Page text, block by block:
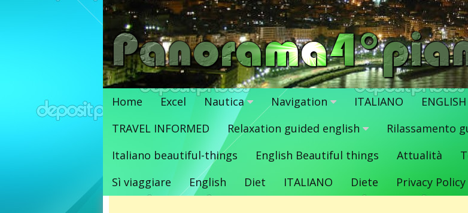
Vai
contenuto
Home Excel Nautica Navigation ITALIANO ENGLISH
TRAVEL INFORMED
Relaxation guided english Rilassamento
Italiano beautiful-things
English Beautiful things Attualità
Sì viaggiare
English Diet ITALIANO Diete Privacy Policy